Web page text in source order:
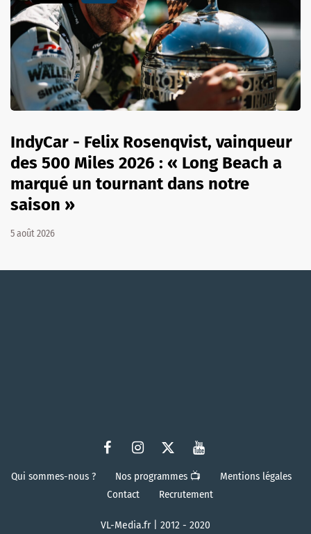
IndyCar - Felix Rosenqvist, vainqueur
des 500 Miles 2026 : « Long Beach a
marqué un tournant dans notre
saison »
5 août 2026
Qui sommes-nous ? Nos programmes 📺
Mentions légales
Contact
Recrutement
VL-Media.fr | 2012 - 2020